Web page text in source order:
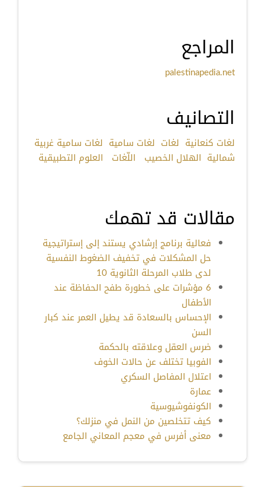
المراجع
palestinapedia.net
التصانيف
لغات كنعانية لغات لغات سامية لغات سامية غربية
شمالية الهلال الخصيب اللّغات العلوم التطبيقية
مقالات قد تهمك
فعالية برنامج إرشادي يستند إلى إستراتيجية
حل المشكلات في تخفيف الضغوط النفسية
لدى طلاب المرحلة الثانوية 10
6 مؤشرات على خطورة طفح الحفاظة عند
الأطفال
الإحساس بالسعادة قد يطيل العمر عند كبار
السن
ضرس العقل وعلاقته بالحكمة
الفوبيا تختلف عن حالات الخوف
اعتلال المفاصل السكري
عمارة
الكونفوشيوسية
كيف تتخلصين من النمل في منزلك؟
معنى أفرس في معجم المعاني الجامع